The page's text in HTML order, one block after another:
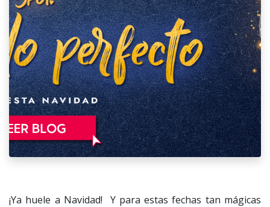
¡Ya huele a Navidad! Y para estas fechas tan mágicas